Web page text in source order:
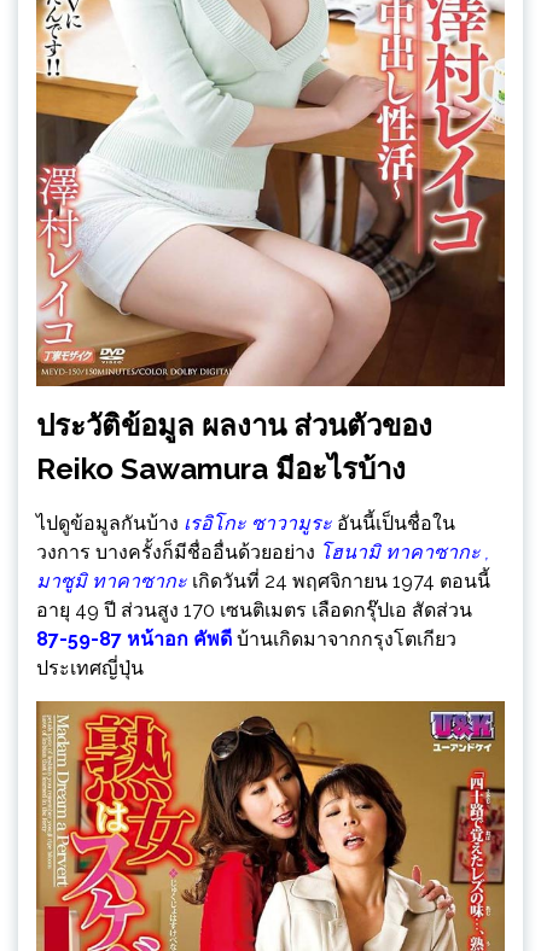
ประวัติข้อมูล ผลงาน ส่วนตัวของ
Reiko Sawamura มีอะไรบ้าง
ไปดูข้อมูลกันบ้าง เรอิโกะ ซาวามูระ อันนี้เป็นชื่อใน
วงการ บางครั้งก็มีชื่ออื่นด้วยอย่าง โฮนามิ ทาคาซากะ ,
มาซูมิ ทาคาซากะ เกิดวันที่ 24 พฤศจิกายน 1974 ตอนนี้
อายุ 49 ปี ส่วนสูง 170 เซนติเมตร เลือดกรุ๊ปเอ สัดส่วน
87-59-87 หน้าอก คัพดี บ้านเกิดมาจากกรุงโตเกียว
ประเทศญี่ปุ่น